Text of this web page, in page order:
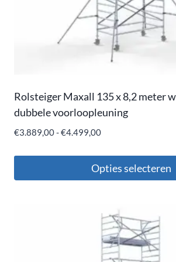
Rolsteiger Maxall 135 x 8,2 meter
dubbele voorloopleuning
€3.889,00-€4.499,00
Opties selecteren